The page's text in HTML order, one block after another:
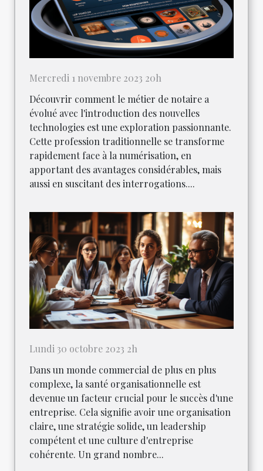
Mercredi 1 novembre 2023 20h
Découvrir comment le métier de notaire a
évolué avec l'introduction des nouvelles
technologies est une exploration passionnante.
Cette profession traditionnelle se transforme
rapidement face à la numérisation, en
apportant des avantages considérables, mais
aussi en suscitant des interrogations....
Lundi 30 octobre 2023 2h
Dans un monde commercial de plus en plus
complexe, la santé organisationnelle est
devenue un facteur crucial pour le succès d'une
entreprise. Cela signifie avoir une organisation
claire, une stratégie solide, un leadership
compétent et une culture d'entreprise
cohérente. Un grand nombre...